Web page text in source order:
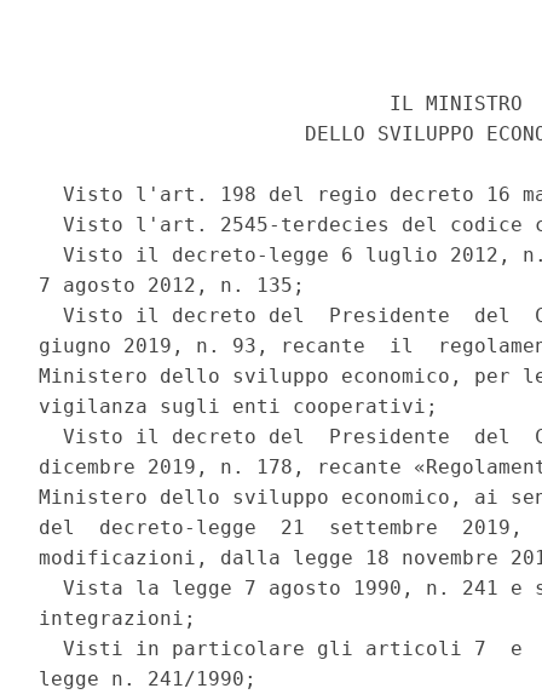
                             IL MINISTRO
DELLO SVILUPPO
Visto l'art. 198 del regio decreto 16
Visto l'art. 2545-terdecies del codice
Visto il decreto-legge 6 luglio 2012,
7 agosto 2012, n. 135;
Visto il decreto del  Presidente  del
giugno 2019, n. 93, recante  il
Ministero dello sviluppo economico, per
vigilanza sugli enti cooperativi;
Visto il decreto del  Presidente  del
dicembre 2019, n. 178, recante
Ministero dello sviluppo economico, ai
del  decreto-legge  21  settembre
modificazioni, dalla legge 18 novembre
Vista la legge 7 agosto 1990, n. 241 e
integrazioni;
Visti in particolare gli articoli 7  e
legge n. 241/1990;